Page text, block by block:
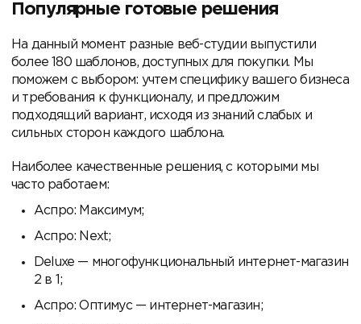
Популярные готовые решения
На данный момент разные веб-студии выпустили
более 180 шаблонов, доступных для покупки. Мы
поможем с выбором: учтем специфику вашего бизнеса
и требования к функционалу, и предложим
подходящий вариант, исходя из знаний слабых и
сильных сторон каждого шаблона.
Наиболее качественные решения, с которыми мы
часто работаем:
Аспро: Максимум;
Аспро: Next;
Deluxe — многофункциональный интернет-магазин
2 в 1;
Аспро: Оптимус — интернет-магазин;